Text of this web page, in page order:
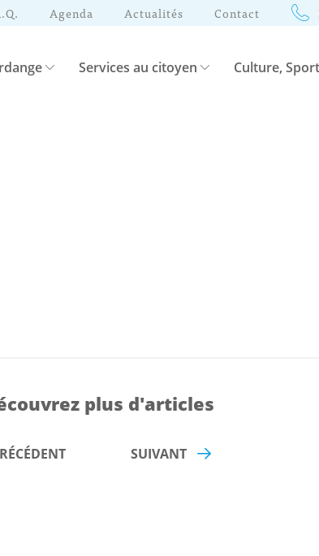
Agenda Actualités Contact
Services au citoyen Culture,
plus d'articles
SUIVANT